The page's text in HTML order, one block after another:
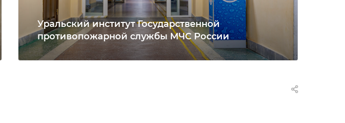
Уральский институт Государственной
противопожарной службы МЧС России